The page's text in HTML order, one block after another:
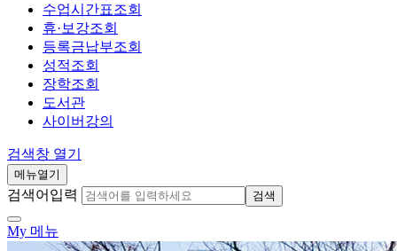
수업시간표조회
휴·보강조회
등록금납부조회
성적조회
장학조회
도서관
사이버강의
검색창 열기
메뉴열기
검색어입력 검색
My 메뉴